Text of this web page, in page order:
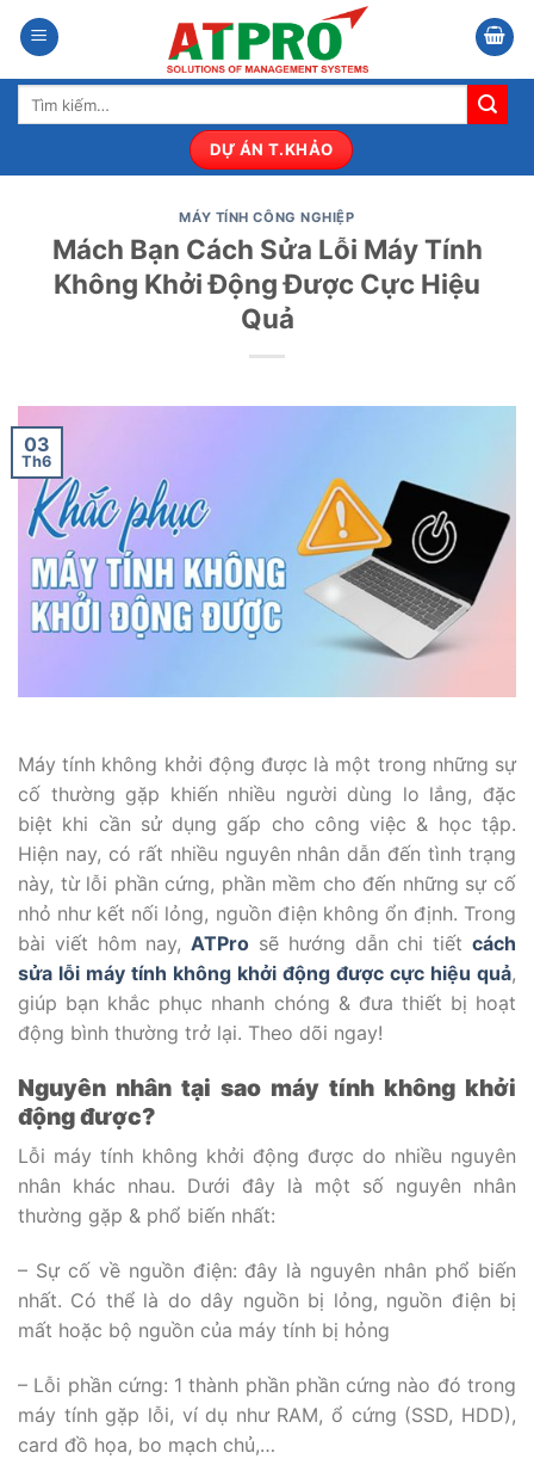
qua
nội
dung
Tìm
DỰ ÁN T.KHẢO
MÁY TÍNH CÔNG NGHIỆP
Mách Bạn Cách Sửa Lỗi Máy Tính
Không Khởi Động Được Cực Hiệu
Quả
03
Th6
Máy tính không khởi động được là một trong những sự
cố thường gặp khiến nhiều người dùng lo lắng, đặc
biệt khi cần sử dụng gấp cho công việc & học tập.
Hiện nay, có rất nhiều nguyên nhân dẫn đến tình trạng
này, từ lỗi phần cứng, phần mềm cho đến những sự cố
nhỏ như kết nối lỏng, nguồn điện không ổn định. Trong
bài viết hôm nay,ATPro sẽ hướng dẫn chi tiếtcách
sửa lỗi máy tính không khởi động được cực hiệu quả,
giúp bạn khắc phục nhanh chóng & đưa thiết bị hoạt
động bình thường trở lại. Theo dõi ngay!
Nguyên nhân tại sao máy tính không khởi
động được?
Lỗi máy tính không khởi động được do nhiều nguyên
nhân khác nhau. Dưới đây là một số nguyên nhân
thường gặp & phổ biến nhất:
– Sự cố về nguồn điện: đây là nguyên nhân phổ biến
nhất. Có thể là do dây nguồn bị lỏng, nguồn điện bị
mất hoặc bộ nguồn của máy tính bị hỏng
– Lỗi phần cứng: 1 thành phần phần cứng nào đó trong
máy tính gặp lỗi, ví dụ như RAM, ổ cứng (SSD, HDD),
card đồ họa, bo mạch chủ,…